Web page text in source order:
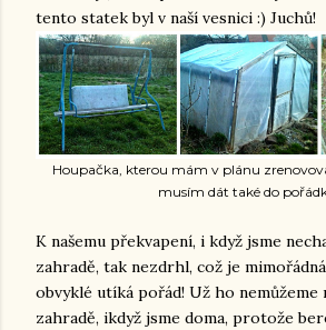
tento statek byl v naší vesnici :) Juchů!
Houpačka, kterou mám v plánu
musím dát také do
K našemu překvapení, i když jsme
zahradě, tak nezdrhl, což je
obvyklé utíká pořád! Už ho nemůžeme
zahradě, ikdyž jsme doma, protože